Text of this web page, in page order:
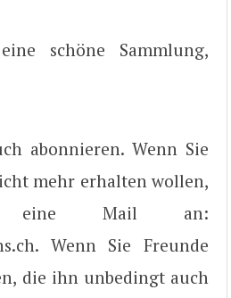
schöne Sammlung,
abonnieren. Wenn Sie
mehr erhalten wollen,
eine Mail an:
Wenn Sie Freunde
die ihn unbedingt auch